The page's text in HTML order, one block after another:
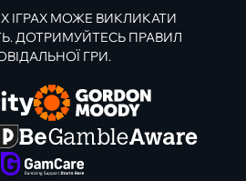
ІГРАХ МОЖЕ ВИКЛИКАТИ
ДОТРИМУЙТЕСЬ ПРАВИЛ
ГРИ.